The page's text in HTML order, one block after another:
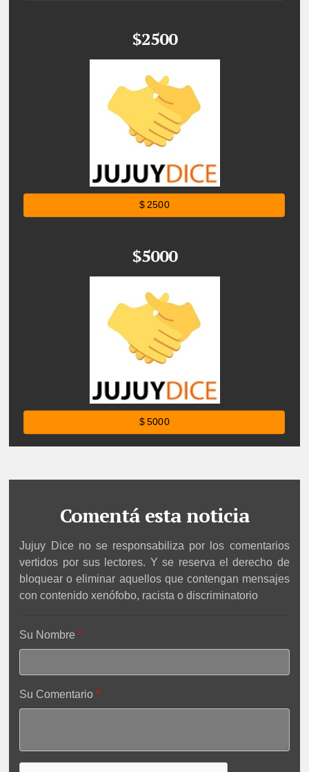
$2500
$ 2500
$5000
$ 5000
Comentá esta noticia
Jujuy Dice no se responsabiliza por los comentarios
vertidos por sus lectores. Y se reserva el derecho de
bloquear o eliminar aquellos que contengan mensajes
con contenido xenófobo, racista o discriminatorio
Su Nombre
Su Comentario